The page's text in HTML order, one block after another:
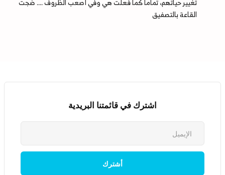
القاعة بالتصفيق
اشترك في قائمتنا البريدية